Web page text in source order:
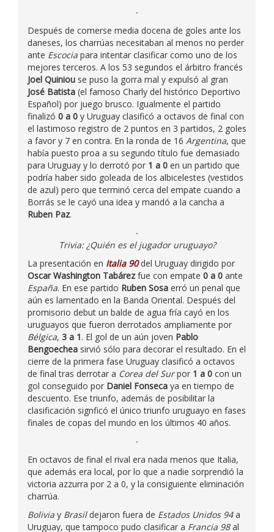
Después de comerse media docena de goles ante los
daneses, los charrúas necesitaban al menos no perder
ante Escocia para intentar clasificar como uno de los
mejores terceros. A los 53 segundos el árbitro francés
Joel Quiniou se puso la gorra mal y expulsó al gran
José Batista (el famoso Charly del histórico Deportivo
Español) por juego brusco. Igualmente el partido
finalizó 0 a 0 y Uruguay clasificó a octavos de final con
el lastimoso registro de 2 puntos en 3 partidos, 2 goles
a favor y 7 en contra. En la ronda de 16 Argentina, que
había puesto proa a su segundo título fue demasiado
para Uruguay y lo derrotó por 1 a 0 en un partido que
podría haber sido goleada de los albicelestes (vestidos
de azul) pero que terminó cerca del empate cuando a
Borrás se le cayó una idea y mandó a la cancha a
Ruben Paz.
Trivia: ¿Quién es el jugador uruguayo?
La presentación en Italia 90del Uruguay dirigido por
Oscar Washington Tabárezfue con empate 0 a 0 ante
España. En ese partido Ruben Sosa erró un penal que
aún es lamentado en la Banda Oriental. Después del
promisorio debut un balde de agua fría cayó en los
uruguayos que fueron derrotados ampliamente por
Bélgica, 3 a 1. El gol de un aún joven Pablo
Bengoechea sirvió sólo para decorar el resultado. En el
cierre de la primera fase Uruguay clasificó a octavos
de final tras derrotar a Corea del Surpor 1 a 0 con un
gol conseguido por Daniel Fonseca ya en tiempo de
descuento. Ese triunfo, además de posibilitar la
clasificación signficó el único triunfo uruguayo en fases
finales de copas del mundo en los últimos 40 años.
En octavos de final el rival era nada menos que Italia,
que además era local, por lo que a nadie sorprendió la
victoria azzurra por 2 a 0, y la consiguiente eliminación
charrúa.
Bolivia y Brasildejaron fuera de Estados Unidos 94a
Uruguay, que tampoco pudo clasificar a Francia 98al